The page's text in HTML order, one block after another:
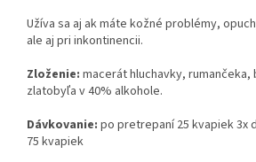
Užíva sa aj ak máte kožné problémy,
ale aj pri inkontinencii.
Zloženie: macerát hluchavky, rumančeka,
zlatobyľa v 40% alkohole.
Dávkovanie: po pretrepaní 25 kvapiek 3x
75 kvapiek